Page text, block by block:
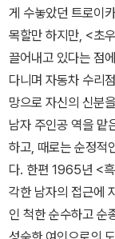
게 수놓았던 트로이
목할만 하지만, <초
끌어내고 있다는 점
다니며 자동차 수리
망으로 자신의 신분
남자 주인공 역을 맡
하고, 때로는 순정적
다. 한편 1965년 <
각한 남자의 접근에
인 척한 순수하고 순